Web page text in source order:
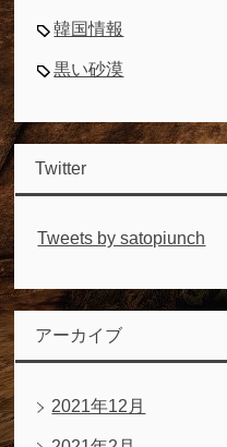
韓国情報
黒い砂漠
Twitter
Tweets by satopiunch
アーカイブ
2021年12月